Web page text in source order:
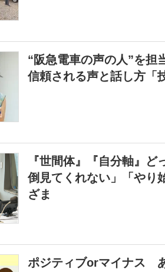
“阪急電車の声の人”を
信頼される声と話し方「
『世間体』『自分軸』
倒見てくれない」「やり
ざま
ポジティブorマイナス